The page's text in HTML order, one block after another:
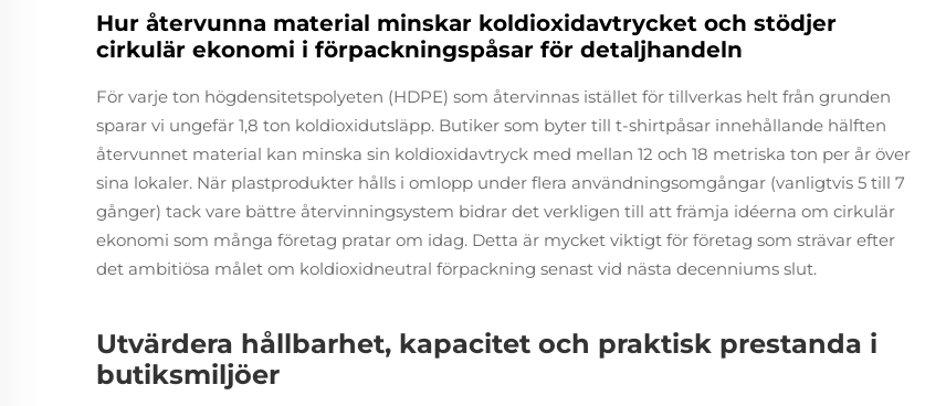
Hur återvunna material minskar koldioxidavtrycket och stödjer
cirkulär ekonomi i förpackningspåsar för detaljhandeln
För varje ton högdensitetspolyeten (HDPE) som återvinnas istället för tillverkas helt från grunden
sparar vi ungefär 1,8 ton koldioxidutsläpp. Butiker som byter till t-shirtpåsar innehållande hälften
återvunnet material kan minska sin koldioxidavtryck med mellan 12 och 18 metriska ton per år över
sina lokaler. När plastprodukter hålls i omlopp under flera användningsomgångar (vanligtvis 5 till 7
gånger) tack vare bättre återvinningsystem bidrar det verkligen till att främja idéerna om cirkulär
ekonomi som många företag pratar om idag. Detta är mycket viktigt för företag som strävar efter
det ambitiösa målet om koldioxidneutral förpackning senast vid nästa decenniums slut.
Utvärdera hållbarhet, kapacitet och praktisk prestanda i
butiksmiljöer